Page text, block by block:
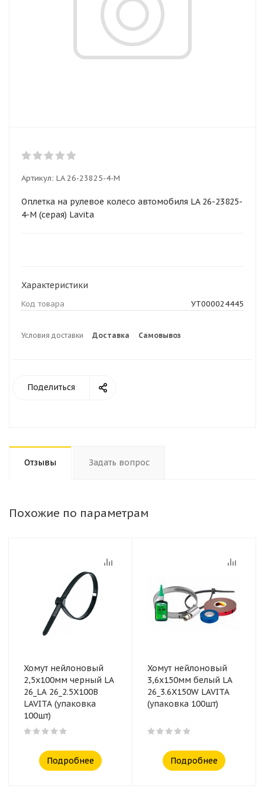
Артикул: LA 26-23825-4-M
Оплетка на рулевое колесо автомобиля LA 26-23825-
4-M (серая) Lavita
Характеристики
Код товара УТ000024445
Условия доставки Доставка Самовывоз
Поделиться
Отзывы Задать вопрос
Похожие по параметрам
Хомут нейлоновый
2,5x100мм черный LA
26_LA 26_2.5X100B
LAVITA (упаковка
100шт)
Подробнее
Хомут нейлоновый
3,6x150мм белый LA
26_3.6X150W LAVITA
(упаковка 100шт)
Подробнее